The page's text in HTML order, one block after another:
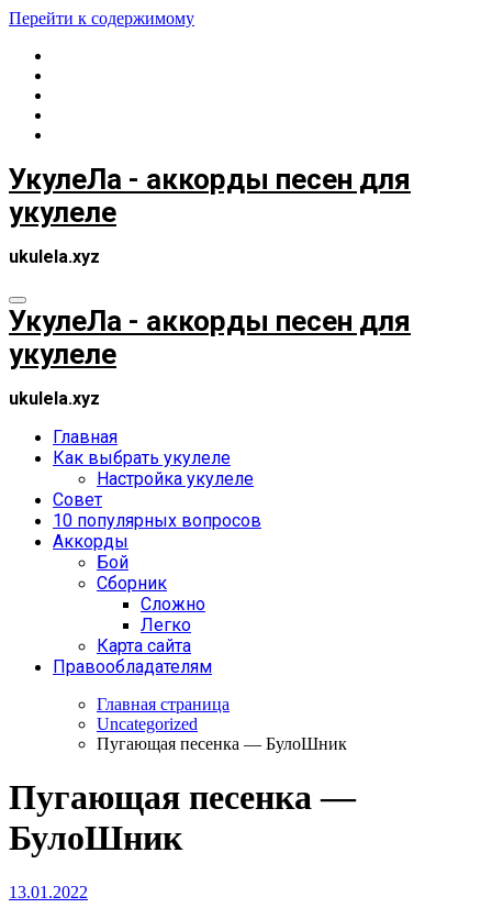
Перейти к содержимому
УкулеЛа - аккорды песен для
укулеле
ukulela.xyz
УкулеЛа - аккорды песен для
укулеле
ukulela.xyz
Главная
Как выбрать укулеле
Настройка укулеле
Совет
10 популярных вопросов
Аккорды
Бой
Сборник
Сложно
Легко
Карта сайта
Правообладателям
Главная страница
Uncategorized
Пугающая песенка — БулоШник
Пугающая песенка —
БулоШник
13.01.2022